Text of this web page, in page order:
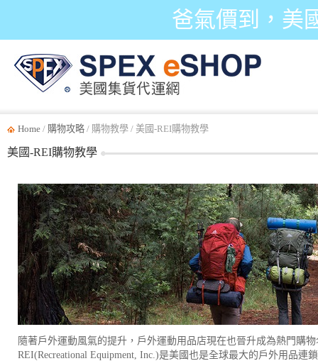
爸氣價到，美
Home / 購物攻略 / 購物教學 / 美國-REI購物教學
美國-REI購物教學
隨著戶外運動風氣的提升，戶外運動用品店現在也晉升成為熱門購
REI(Recreational Equipment, Inc.)是美國也是全球最大的戶外用品連